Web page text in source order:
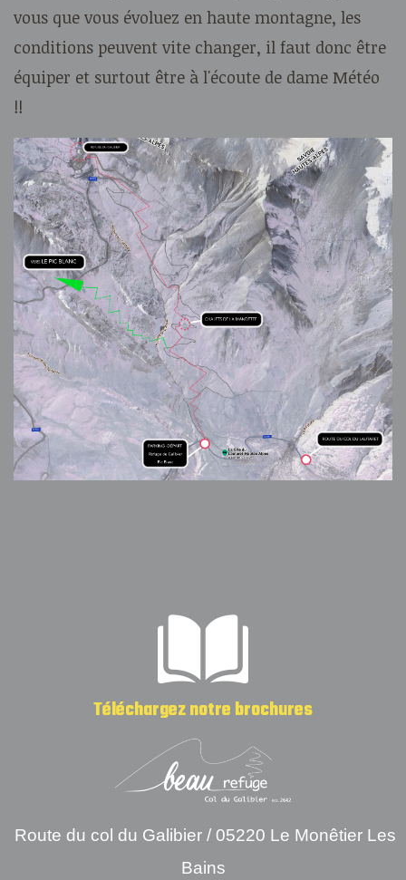
vous que vous évoluez en haute montagne, les
conditions peuvent vite changer, il faut donc être
équiper et surtout être à l'écoute de dame Météo
!!
Téléchargez notre brochures
Route du col du Galibier / 05220 Le Monêtier Les
Bains